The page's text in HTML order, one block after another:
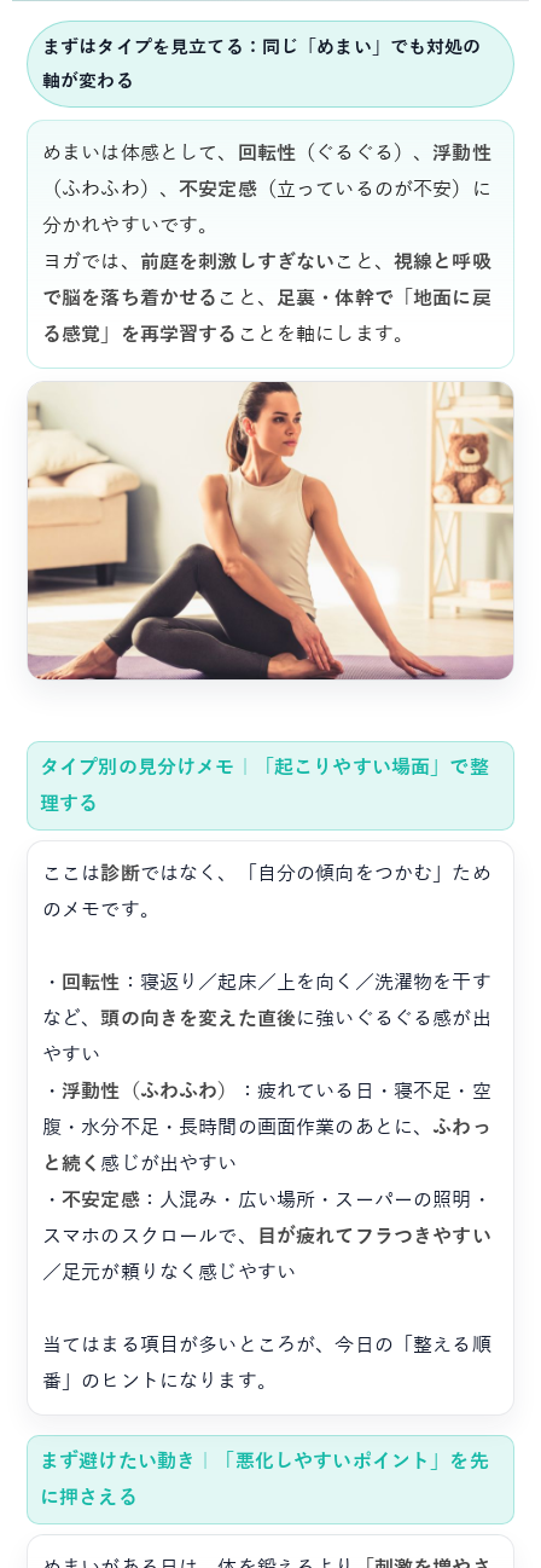
まずはタイプを見立てる：同じ「めまい」でも対処の
軸が変わる
めまいは体感として、 回転性 （ぐるぐる）、 浮動性
（ふわふわ）、不安定感（立っているのが不安）に
分かれやすいです。
ヨガでは、 前庭を刺激しすぎない こと、 視線と呼吸
で脳を落ち着かせる こと、 足裏・体幹で「地面に戻
る感覚」を再学習する ことを軸にします。
タイプ別の見分けメモ｜「起こりやすい場面」で整
理する
ここは診断ではなく、「自分の傾向をつかむ」ため
のメモです。
・ 回転性 ：寝返り／起床／上を向く／洗濯物を干す
など、頭の向きを変えた直後に強いぐるぐる感が出
やすい
・ 浮動性（ふわふわ）
：疲れている日・寝不足・空
腹・水分不足・長時間の画面作業のあとに、 ふわっ
と続く 感じが出やすい
・不安定感：人混み・広い場所・スーパーの照明・
スマホのスクロールで、
目が疲れてフラつきやすい
／足元が頼りなく感じやすい
当てはまる項目が多いところが、今日の「整える順
番」のヒントになります。
まず避けたい動き｜「悪化しやすいポイント」を先
に押さえる